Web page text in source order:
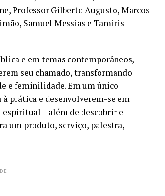
Professor Gilberto Augusto, Marcos
Samuel Messias e Tamiris
e em temas contemporâneos,
seu chamado, transformando
e feminilidade. Em um único
prática e desenvolverem-se em
– além de descobrir e
um produto, serviço, palestra,